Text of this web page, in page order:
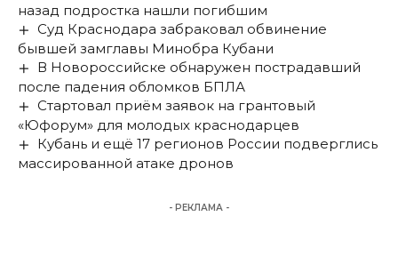
назад подростка нашли погибшим
Суд Краснодара забраковал обвинение
бывшей замглавы Минобра Кубани
В Новороссийске обнаружен пострадавший
после падения обломков БПЛА
Стартовал приём заявок на грантовый
«Юфорум» для молодых краснодарцев
Кубань и ещё 17 регионов России подверглись
массированной атаке дронов
- РЕКЛАМА -